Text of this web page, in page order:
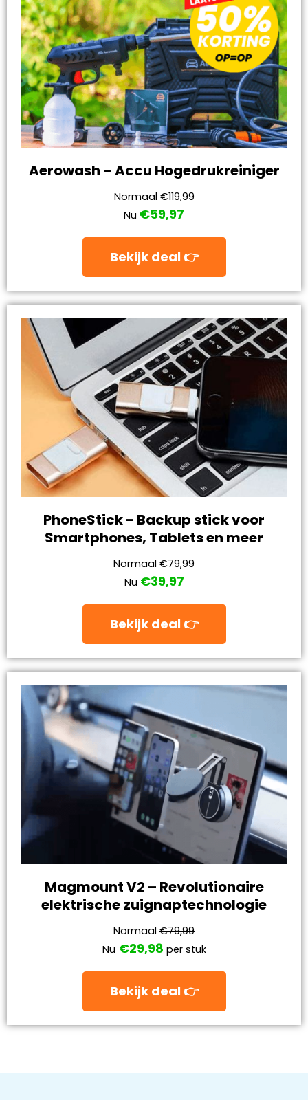
Aerowash – Accu Hogedrukreiniger
Normaal€119,99
Nu €59,97
Bekijk deal 👉
PhoneStick - Backup stick voor
Smartphones, Tablets en meer
Normaal €79,99
Nu €39,97
Bekijk deal 👉
Magmount V2 – Revolutionaire
elektrische zuignaptechnologie
Normaal €79,99
Nu €29,98 per stuk
Bekijk deal 👉